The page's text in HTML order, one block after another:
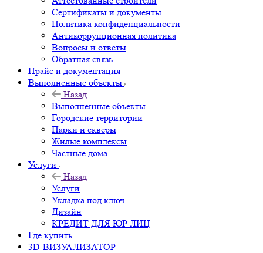
Сертификаты и документы
Политика конфиденциальности
Антикоррупционная политика
Вопросы и ответы
Обратная связь
Прайс и документация
Выполненные объекты
Назад
Выполненные объекты
Городские территории
Парки и скверы
Жилые комплексы
Частные дома
Услуги
Назад
Услуги
Укладка под ключ
Дизайн
КРЕДИТ ДЛЯ ЮР ЛИЦ
Где купить
3D-ВИЗУАЛИЗАТОР